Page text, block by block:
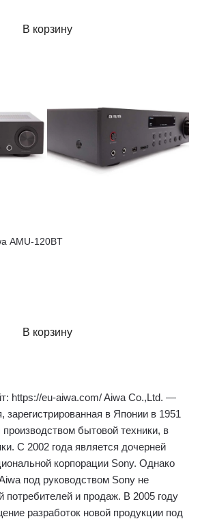
В корзину
AMU-120BT
В корзину
https://eu-aiwa.com/ Aiwa Co.,Ltd. —
зарегистрированная в Японии в 1951
бытовой техники, в
С 2002 года является дочерней
корпорации Sony. Однако
под руководством Sony не
потребителей и продаж. В 2005 году
разработок новой продукции под